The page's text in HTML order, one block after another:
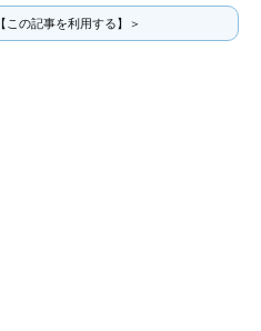
【この記事を利用する】＞